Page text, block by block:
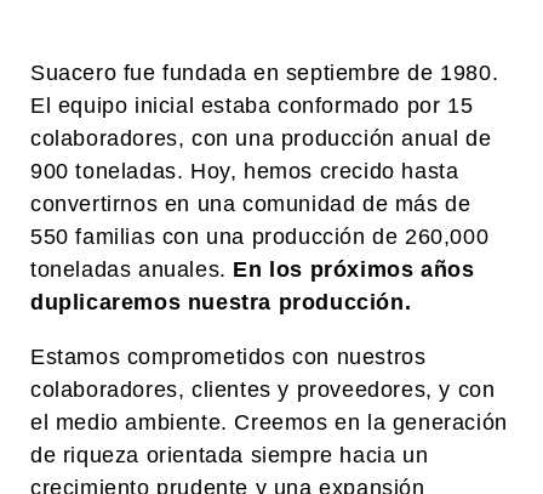
Suacero fue fundada en septiembre de 1980.
El equipo inicial estaba conformado por 15
colaboradores, con una producción anual de
900 toneladas. Hoy, hemos crecido hasta
convertirnos en una comunidad de más de
550 familias con una producción de 260,000
toneladas anuales. En los próximos años
duplicaremos nuestra producción.
Estamos comprometidos con nuestros
colaboradores, clientes y proveedores, y con
el medio ambiente. Creemos en la generación
de riqueza orientada siempre hacia un
crecimiento prudente y una expansión